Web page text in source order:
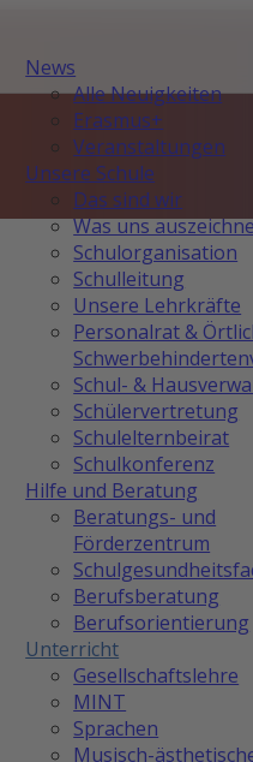
News
Alle Neuigkeiten
Erasmus+
Veranstaltungen
Unsere Schule
Das sind wir
Was uns
Schulorganisation
Schulleitung
Unsere Lehrkräfte
Personalrat &
Schul- &
Schülervertretung
Schulelternbeirat
Schulkonferenz
Hilfe und Beratung
Beratungs- und
Förderzentrum
Berufsberatung
Berufsorientierung
Unterricht
Gesellschaftslehre
MINT
Sprachen
Musisch-